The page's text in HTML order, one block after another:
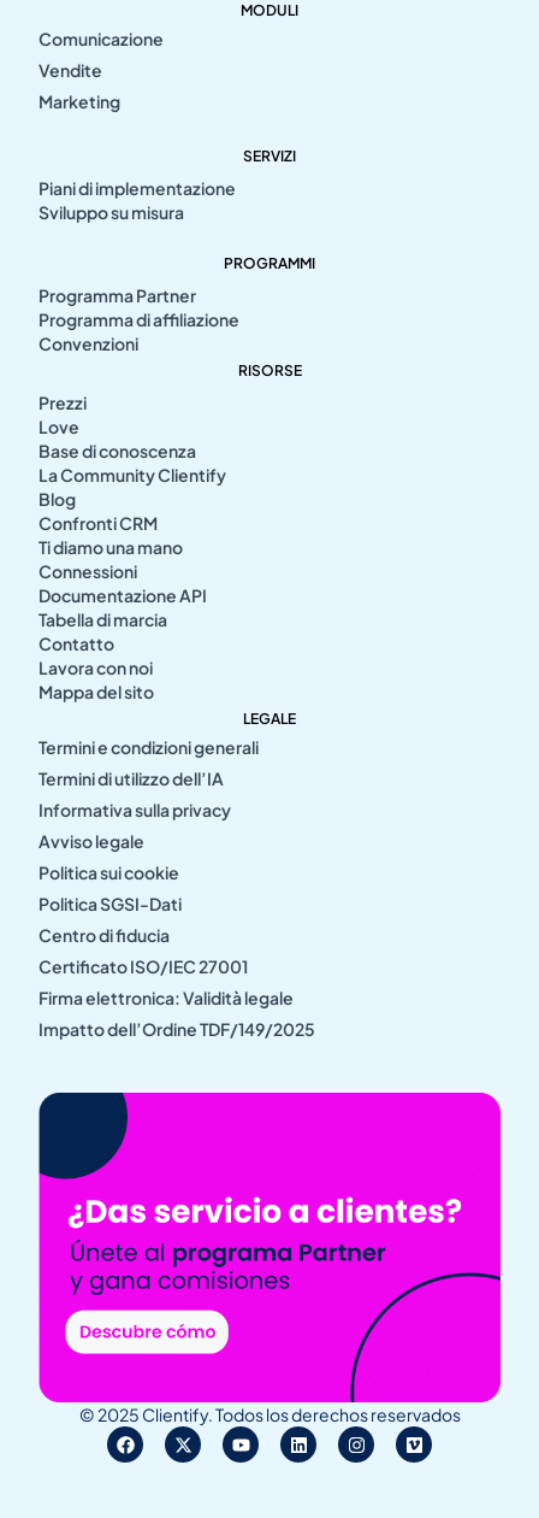
MODULI
Comunicazione
Vendite
Marketing
SERVIZI
Piani di implementazione
Sviluppo su misura
PROGRAMMI
Programma Partner
Programma di affiliazione
Convenzioni
RISORSE
Prezzi
Love
Base di conoscenza
La Community Clientify
Blog
Confronti CRM
Ti diamo una mano
Connessioni
Documentazione API
Tabella di marcia
Contatto
Lavora con noi
Mappa del sito
LEGALE
Termini e condizioni generali
Termini di utilizzo dell’IA
Informativa sulla privacy
Avviso legale
Politica sui cookie
Politica SGSI-Dati
Centro di fiducia
Certificato ISO/IEC 27001
Firma elettronica: Validità legale
Impatto dell’Ordine TDF/149/2025
© 2025 Clientify. Todos los derechos reservados